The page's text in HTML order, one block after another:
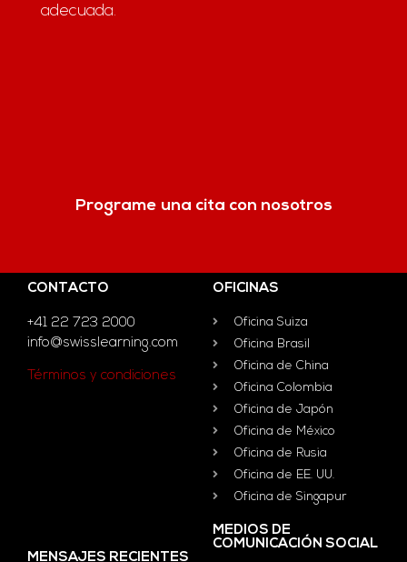
adecuada.
Programe una cita con nosotros
CONTACTO
+41 22 723 2000
info@swisslearning.com
Términos y condiciones
OFICINAS
Oficina Suiza
Oficina Brasil
Oficina de China
Oficina Colombia
Oficina de Japón
Oficina de México
Oficina de Rusia
Oficina de EE. UU.
Oficina de Singapur
MENSAJES RECIENTES
MEDIOS DE
COMUNICACIÓN SOCIAL